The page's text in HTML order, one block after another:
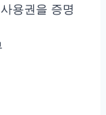
용권을 증명